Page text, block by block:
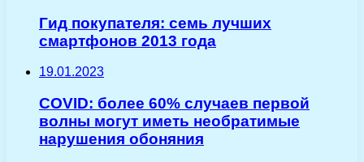
Гид покупателя: семь лучших
смартфонов 2013 года
19.01.2023
COVID: более 60% случаев первой
волны могут иметь необратимые
нарушения обоняния